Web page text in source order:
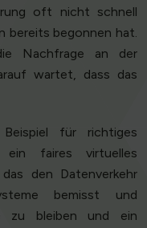
oft nicht schnell
bereits begonnen hat.
Nachfrage an der
wartet, dass das
für richtiges
faires virtuelles
den Datenverkehr
bemisst und
zu bleiben und ein